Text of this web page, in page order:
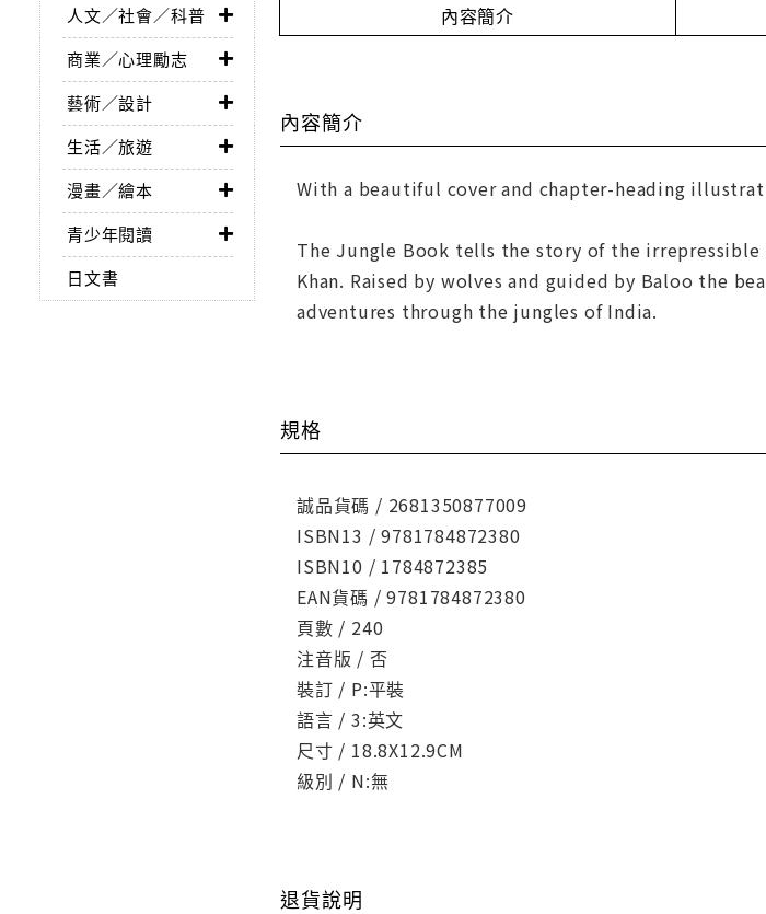
人文／社會／科普
商業／心理勵志
藝術／設計
生活／旅遊
漫畫／繪本
青少年閱讀
日文書
內容簡介
內容簡介
With a beautiful cover and chapter-heading
The Jungle Book tells the story of the
Khan. Raised by wolves and guided by Baloo the
adventures through the jungles of India.
規格
誠品貨碼 / 2681350877009
ISBN13 / 9781784872380
ISBN10 / 1784872385
EAN貨碼 / 9781784872380
頁數 / 240
注音版 / 否
裝訂 / P:平裝
語言 / 3:英文
尺寸 / 18.8X12.9CM
級別 / N:無
退貨說明